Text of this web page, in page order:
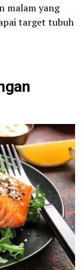
malam yang
target tubuh